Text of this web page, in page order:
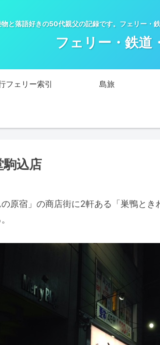
物と落語好きの50代親父の記録です。フェリー・
フェリー・鉄道
フェリー索引 島旅
駒込店
原宿」の商店街に2軒ある「巣鴨とき